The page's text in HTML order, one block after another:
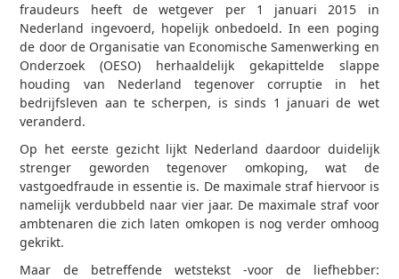
fraudeurs heeft de wetgever per 1 januari 2015 in
Nederland ingevoerd, hopelijk onbedoeld. In een poging
de door de Organisatie van Economische Samenwerking en
Onderzoek (OESO) herhaaldelijk gekapittelde slappe
houding van Nederland tegenover corruptie in het
bedrijfsleven aan te scherpen, is sinds 1 januari de wet
veranderd.
Op het eerste gezicht lijkt Nederland daardoor duidelijk
strenger geworden tegenover omkoping, wat de
vastgoedfraude in essentie is. De maximale straf hiervoor is
namelijk verdubbeld naar vier jaar. De maximale straf voor
ambtenaren die zich laten omkopen is nog verder omhoog
gekrikt.
Maar de betreffende wetstekst -voor de liefhebber: